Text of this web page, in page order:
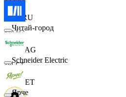
ECRU
MAAG
VILET
Читай-город
Schneider Electric
Ярче